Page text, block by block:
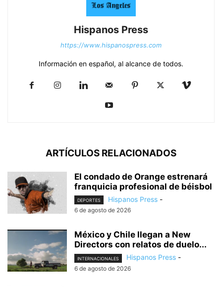
Hispanos Press
https://www.hispanospress.com
Información en español, al alcance de todos.
ARTÍCULOS RELACIONADOS
El condado de Orange estrenará
franquicia profesional de béisbol
DEPORTES Hispanos Press -
6 de agosto de 2026
México y Chile llegan a New
Directors con relatos de duelo...
INTERNACIONALES Hispanos Press -
6 de agosto de 2026